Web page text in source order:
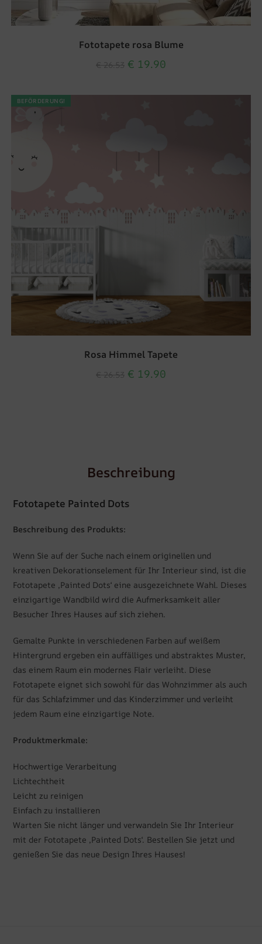
Fototapete rosa Blume
€ 19.90
BEFÖRDERUNG!
Rosa Himmel Tapete
€ 19.90
Beschreibung
Fototapete Painted Dots
Beschreibung des Produkts:
Wenn Sie auf der Suche nach einem originellen und
kreativen Dekorationselement für Ihr Interieur sind, ist die
Fototapete ‚Painted Dots‘ eine ausgezeichnete Wahl. Dieses
einzigartige Wandbild wird die Aufmerksamkeit aller
Besucher Ihres Hauses auf sich ziehen.
Gemalte Punkte in verschiedenen Farben auf weißem
Hintergrund ergeben ein auffälliges und abstraktes Muster,
das einem Raum ein modernes Flair verleiht. Diese
Fototapete eignet sich sowohl für das Wohnzimmer als auch
für das Schlafzimmer und das Kinderzimmer und verleiht
jedem Raum eine einzigartige Note.
Produktmerkmale:
Hochwertige Verarbeitung
Lichtechtheit
Leicht zu reinigen
Einfach zu installieren
Warten Sie nicht länger und verwandeln Sie Ihr Interieur
mit der Fototapete ‚Painted Dots‘. Bestellen Sie jetzt und
genießen Sie das neue Design Ihres Hauses!